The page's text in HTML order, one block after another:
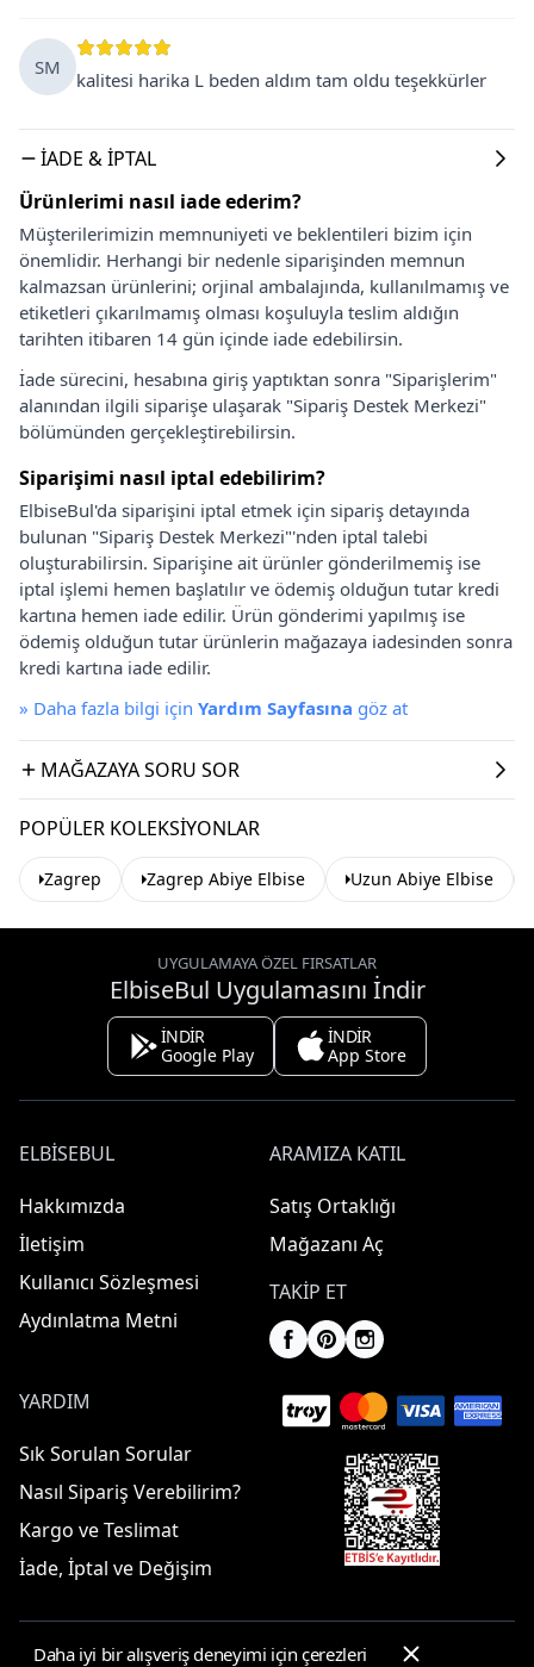
SM
kalitesi harika L beden aldım tam oldu teşekkürler
İADE & İPTAL
Ürünlerimi nasıl iade ederim?
Müşterilerimizin memnuniyeti ve beklentileri bizim için
önemlidir. Herhangi bir nedenle siparişinden memnun
kalmazsan ürünlerini; orjinal ambalajında, kullanılmamış ve
etiketleri çıkarılmamış olması koşuluyla teslim aldığın
tarihten itibaren 14 gün içinde iade edebilirsin.
İade sürecini, hesabına giriş yaptıktan sonra "Siparişlerim"
alanından ilgili siparişe ulaşarak "Sipariş Destek Merkezi"
bölümünden gerçekleştirebilirsin.
Siparişimi nasıl iptal edebilirim?
ElbiseBul'da siparişini iptal etmek için sipariş detayında
bulunan "Sipariş Destek Merkezi"'nden iptal talebi
oluşturabilirsin. Siparişine ait ürünler gönderilmemiş ise
iptal işlemi hemen başlatılır ve ödemiş olduğun tutar kredi
kartına hemen iade edilir. Ürün gönderimi yapılmış ise
ödemiş olduğun tutar ürünlerin mağazaya iadesinden sonra
kredi kartına iade edilir.
» Daha fazla bilgi için Yardım Sayfasına göz at
MAĞAZAYA SORU SOR
POPÜLER KOLEKSIYONLAR
Zagrep Zagrep Abiye Elbise Uzun Abiye Elbise
UYGULAMAYA ÖZEL FIRSATLAR
ElbiseBul Uygulamasını İndir
İNDİR
Google Play
İNDİR
App Store
ELBISEBUL
Hakkımızda
İletişim
Kullanıcı Sözleşmesi
Aydınlatma Metni
ARAMIZA KATIL
Satış Ortaklığı
Mağazanı Aç
TAKIP ET
YARDIM
Sık Sorulan Sorular
Nasıl Sipariş Verebilirim?
Kargo ve Teslimat
İade, İptal ve Değişim
Daha iyi bir alışveriş deneyimi için çerezleri